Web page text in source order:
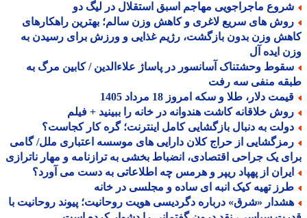
ماجراجویی مهاجم اسبق استقلال در لیگ دو
های سریع لاغری و کاهش وزن سالم؛ بهترین راهکارهای
وزن بدون بازگشت، رژیم غذایی و ورزش برای رسیدن به
ایده آل
وحشتناک آسانسور در پاساژ علاءالدین / کابین مرگ به
منفی سه رفت
دلار، طلا و سکه امروز 18 مرداد 1405
خلاقانه کاشت هندوانه در خانه را ببینید + فیلم
به دنبال بازگشایی کامل اینترنت؛ گره کار کجاست؟
از حراج کلان دارایی های موسسه اعتباری ملل/ گامی
یک جراحی اقتصادی، انضباط بخشی به ترازنامه و مهار ناترازی
از پهپاد ریپر و هرمس چه اطلاعاتی به دست می آورد؟
تهیه کیک انبه ای ساده و مجلسی در خانه
«شرق» درباره دگردیسی هویت روحانیت؛ پیوند روحانیت با